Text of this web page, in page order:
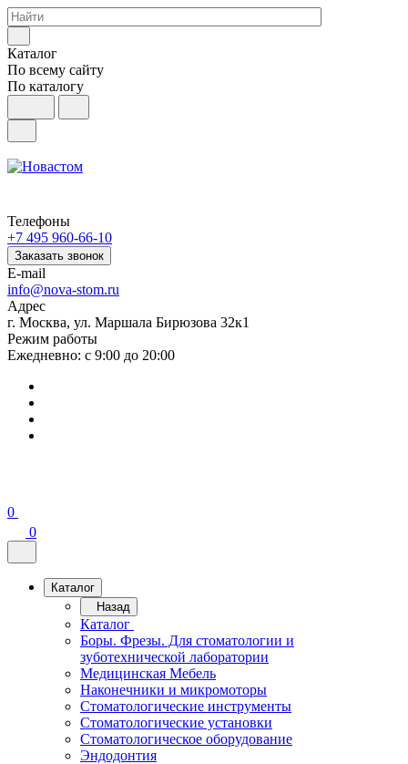
Каталог
По всему сайту
По каталогу
Телефоны
+7 495 960-66-10
Заказать звонок
E-mail
info@nova-stom.ru
Адрес
г. Москва, ул. Маршала Бирюзова 32к1
Режим работы
Ежедневно: с 9:00 до 20:00
0
0
Каталог
Назад
Каталог
Боры. Фрезы. Для стоматологии и
зуботехнической лаборатории
Медицинская Мебель
Наконечники и микромоторы
Стоматологические инструменты
Стоматологические установки
Стоматологическое оборудование
Эндодонтия